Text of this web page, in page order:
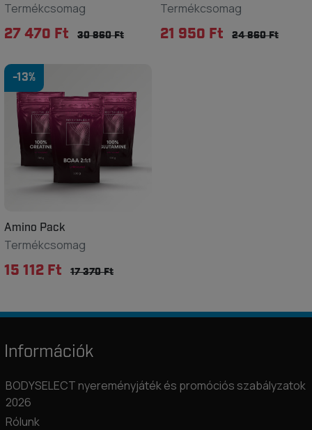
Termékcsomag
27 470 Ft 30 860 Ft
Termékcsomag
21 950 Ft 24 860 Ft
-13%
Amino Pack
Termékcsomag
15 112 Ft 17 370 Ft
Információk
BODYSELECT nyereményjáték és promóciós szabályzatok
2026
Rólunk